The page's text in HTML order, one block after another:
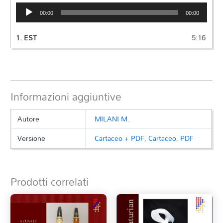
Audio
Player 00:00 00:00
1.EST 5:16
Informazioni aggiuntive
Autore
MILANI M.
Versione
Cartaceo + PDF,Cartaceo, PDF
Prodotti correlati